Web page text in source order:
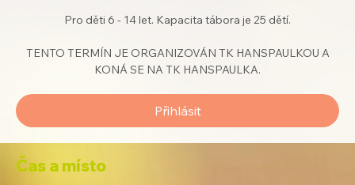
Pro děti 6 - 14 let. Kapacita tábora je 25 dětí.
TENTO TERMÍN JE ORGANIZOVÁN TK HANSPAULKOU A
KONÁ SE NA TK HANSPAULKA.
Přihlásit
Čas a místo